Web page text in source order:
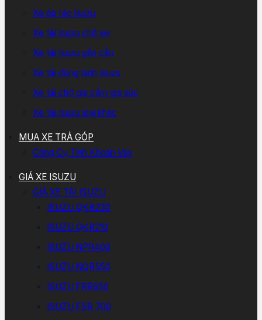
Xe ép rác Isuzu
Xe tải Isuzu chở xe
Xe tải Isuzu gắn cẩu
Xe tải đông lạnh Isuzu
Xe tải chở gia cầm gia súc
Xe tải Isuzu loại khác
MUA XE TRẢ GÓP
Công Cụ Tính Khoản Vay
GIÁ XE ISUZU
GIÁ XE TẢI ISUZU
ISUZU QKR230
ISUZU QKR210
ISUZU NPR400
ISUZU NQR550
ISUZU FRR650
ISUZU FSR 700